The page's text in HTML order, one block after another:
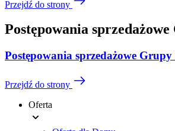
Przejdź do strony
Postępowania
Postępowania sprzedażowe Grupy
Przejdź do strony
Menu
Oferta